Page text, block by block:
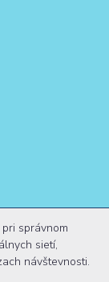
správnom
sietí,
návštevnosti.